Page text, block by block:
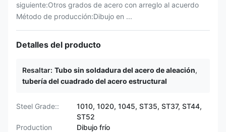
siguiente:Otros grados de acero con arreglo al acuerdo
Método de producción:Dibujo en ...
Detalles del producto
Resaltar: Tubo sin soldadura del acero de aleación,
tubería del cuadrado del acero estructural
Steel Grade::
1010, 1020, 1045, ST35, ST37, ST44,
ST52
Production
Dibujo frío